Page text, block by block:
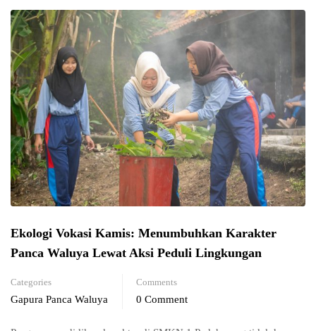
Ekologi Vokasi Kamis: Menumbuhkan Karakter
Panca Waluya Lewat Aksi Peduli Lingkungan
Categories
Gapura Panca Waluya
Comments
0 Comment